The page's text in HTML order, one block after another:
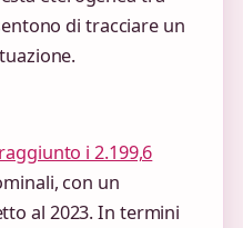
di tracciare un
i 2.199,6
con un
al 2023. In termini